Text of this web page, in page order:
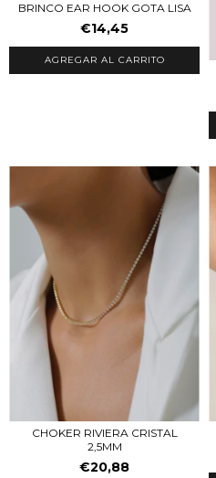
BRINCO EAR HOOK GOTA LISA
€14,45
AGREGAR AL CARRITO
CHOKER RIVIERA CRISTAL
2,5MM
€20,88